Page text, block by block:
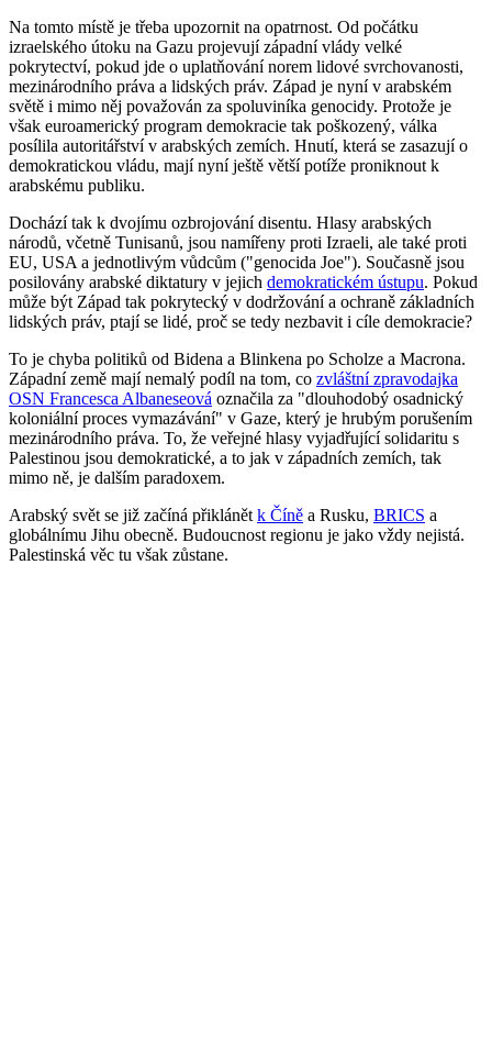
Na tomto místě je třeba upozornit na opatrnost. Od počátku
izraelského útoku na Gazu projevují západní vlády velké
pokrytectví, pokud jde o uplatňování norem lidové svrchovanosti,
mezinárodního práva a lidských práv. Západ je nyní v arabském
světě i mimo něj považován za spoluviníka genocidy. Protože je
však euroamerický program demokracie tak poškozený, válka
posílila autoritářství v arabských zemích. Hnutí, která se zasazují o
demokratickou vládu, mají nyní ještě větší potíže proniknout k
arabskému publiku.
Dochází tak k dvojímu ozbrojování disentu. Hlasy arabských
národů, včetně Tunisanů, jsou namířeny proti Izraeli, ale také proti
EU, USA a jednotlivým vůdcům ("genocida Joe"). Současně jsou
posilovány arabské diktatury v jejich demokratickém ústupu. Pokud
může být Západ tak pokrytecký v dodržování a ochraně základních
lidských práv, ptají se lidé, proč se tedy nezbavit i cíle demokracie?
To je chyba politiků od Bidena a Blinkena po Scholze a Macrona.
Západní země mají nemalý podíl na tom, co zvláštní zpravodajka
OSN Francesca Albaneseová označila za "dlouhodobý osadnický
koloniální proces vymazávání" v Gaze, který je hrubým porušením
mezinárodního práva. To, že veřejné hlasy vyjadřující solidaritu s
Palestinou jsou demokratické, a to jak v západních zemích, tak
mimo ně, je dalším paradoxem.
Arabský svět se již začíná přiklánět k Číně a Rusku, BRICS a
globálnímu Jihu obecně. Budoucnost regionu je jako vždy nejistá.
Palestinská věc tu však zůstane.